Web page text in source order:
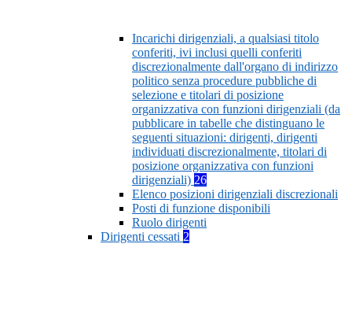
Incarichi dirigenziali, a qualsiasi titolo
conferiti, ivi inclusi quelli conferiti
discrezionalmente dall'organo di indirizzo
politico senza procedure pubbliche di
selezione e titolari di posizione
organizzativa con funzioni dirigenziali (da
pubblicare in tabelle che distinguano le
seguenti situazioni: dirigenti, dirigenti
individuati discrezionalmente, titolari di
posizione organizzativa con funzioni
dirigenziali) 26
Elenco posizioni dirigenziali discrezionali
Posti di funzione disponibili
Ruolo dirigenti
Dirigenti cessati 2